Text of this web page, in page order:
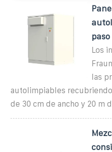
Los
las
autolimpiables
de 30 cm de ancho y 20 m